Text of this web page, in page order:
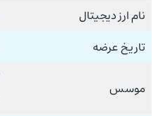
نام ارز دیجیتال
تاریخ عرضه
موسس